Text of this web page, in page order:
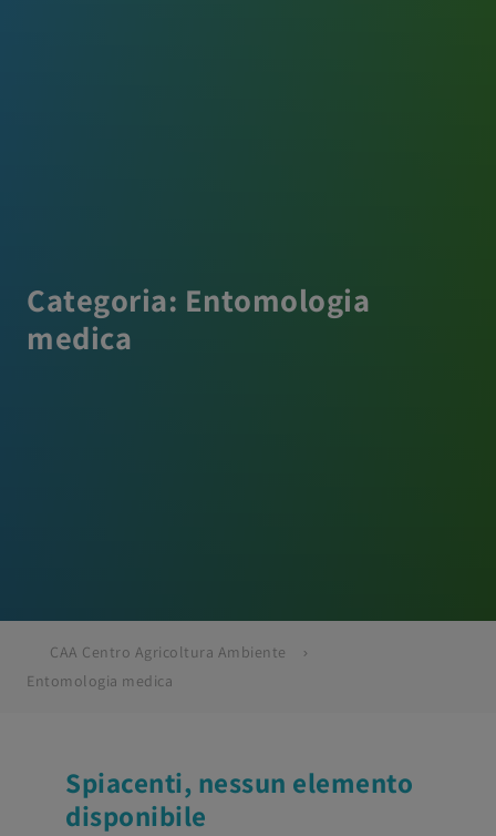
Categoria: Entomologia
medica
CAA Centro Agricoltura Ambiente
Entomologia medica
Spiacenti, nessun elemento
disponibile